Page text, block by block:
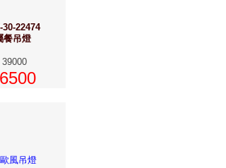
30-22474
餐吊燈
39000
6500